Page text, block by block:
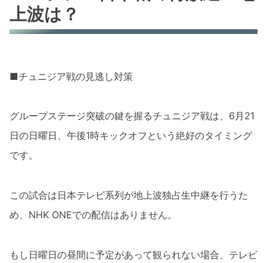
上波は？
■チュニジア戦の見逃し対策
グループステージ突破の鍵を握るチュニジア戦は、6月21
日の日曜日、午後1時キックオフという絶好のタイミング
です。
この試合は日本テレビ系列が地上波独占生中継を行うた
め、NHK ONEでの配信はありません。
もし日曜日の昼間に予定があって観られない場合、テレビ